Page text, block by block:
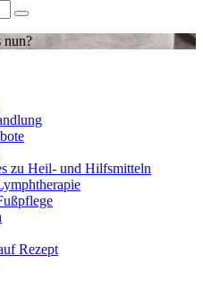
nun?
zu Heil- und Hilfsmitteln
Rezept